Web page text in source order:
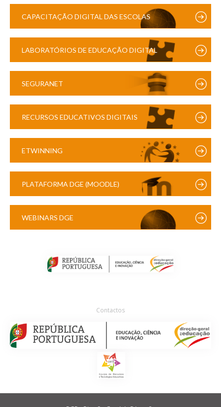
CAPACITAÇÃO DIGITAL DAS ESCOLAS
LABORATÓRIOS DE EDUCAÇÃO DIGITAL
SEGURANET
RECURSOS EDUCATIVOS DIGITAIS
ETWINNING
PLATAFORMA DGE (MOODLE)
WEBINARS DGE
Contactos